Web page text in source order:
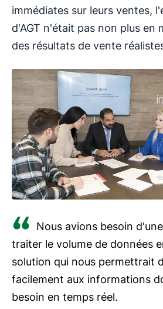
immédiates sur leurs ventes,
d'AGT n'était pas non plus en
des résultats de vente
Nous avions besoin
traiter le volume de données
solution qui nous permettrait
facilement aux informations
besoin en temps réel.